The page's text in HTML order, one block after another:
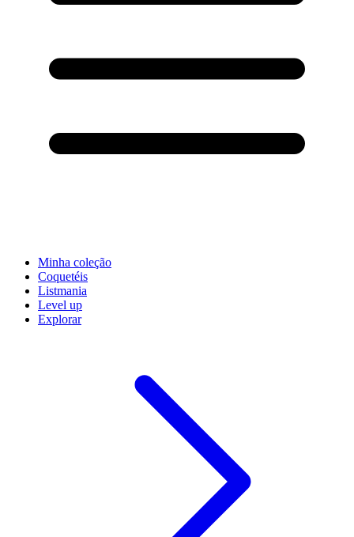
Minha coleção
Coquetéis
Listmania
Level up
Explorar